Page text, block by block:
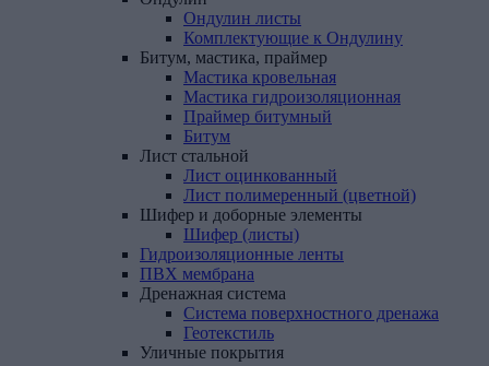
Ондулин листы
Комплектующие к Ондулину
Битум, мастика, праймер
Мастика кровельная
Мастика гидроизоляционная
Праймер битумный
Битум
Лист стальной
Лист оцинкованный
Лист полимеренный (цветной)
Шифер и доборные элементы
Шифер (листы)
Гидроизоляционные ленты
ПВХ мембрана
Дренажная система
Система поверхностного дренажа
Геотекстиль
Уличные покрытия